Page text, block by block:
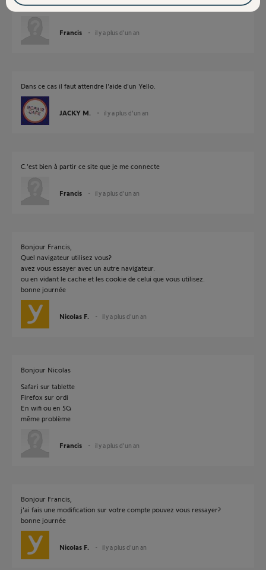
c'est à partir de ce site que je ne me connecte pas
Francis il y a plus d'un an
Dans ce cas il faut attendre l'aide d'un Yello.
JACKY M. il y a plus d'un an
C.’est bien à partir ce site que je me connecte
Francis il y a plus d'un an
Bonjour Francis,
Quel navigateur utilisez vous?
avez vous essayer avec un autre navigateur.
ou en vidant le cache et les cookie de celui que vous utilisez.
bonne journée
Nicolas F. il y a plus d'un an
Bonjour Nicolas
Safari sur tablette
Firefox sur ordi
En wifi ou en 5G
même problème
Francis il y a plus d'un an
Bonjour Francis,
j'ai fais une modification sur votre compte pouvez vous ressayer?
bonne journée
Nicolas F. il y a plus d'un an